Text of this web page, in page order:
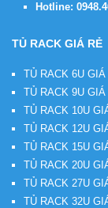
Hotline:
TỦ RACK GIÁ RẺ
TỦ RACK 6U GIÁ
TỦ RACK 9U GIÁ
TỦ RACK 10U
TỦ RACK 12U
TỦ RACK 15U
TỦ RACK 20U
TỦ RACK 27U
TỦ RACK 32U